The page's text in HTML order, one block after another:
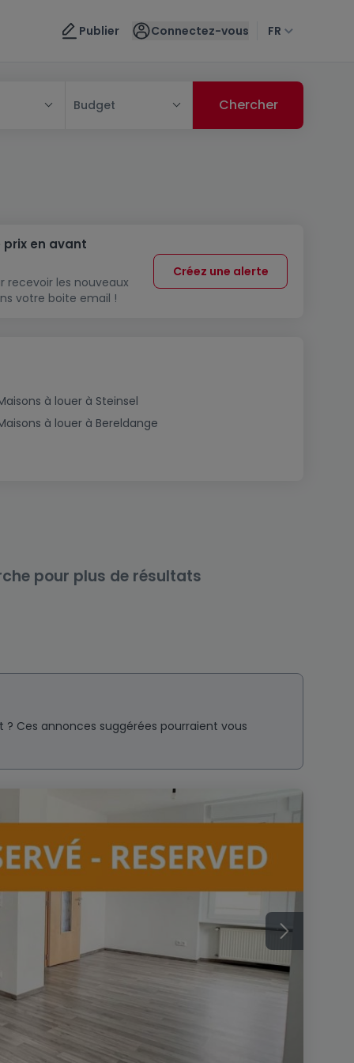
Publier Connectez-vous FR
Budget
prix en avant
les nouveaux
votre boite email !
Créez une alerte
à louer à Steinsel
à louer à Bereldange
pour plus de résultats
Ces annonces suggérées pourraient vous